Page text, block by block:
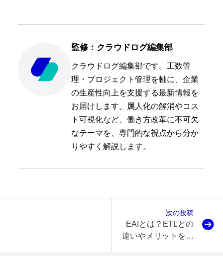
監修：クラウドログ編集部
クラウドログ編集部です。工数管
理・プロジェクト管理を軸に、企業
の生産性向上を支援する最新情報を
お届けします。属人化の解消やコス
ト可視化など、働き方改革に不可欠
なテーマを、専門的な視点から分か
りやすく解説します。
次の投稿
EAIとは？ETLとの
違いやメリットを事